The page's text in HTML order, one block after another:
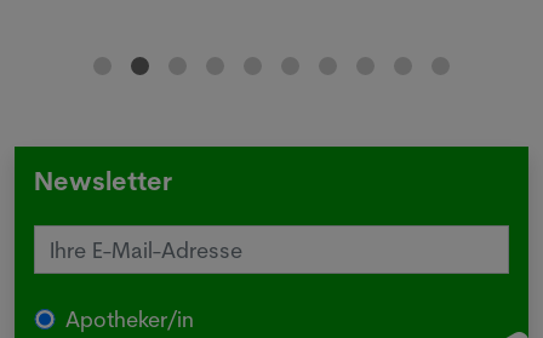
Newsletter
Apotheker/in